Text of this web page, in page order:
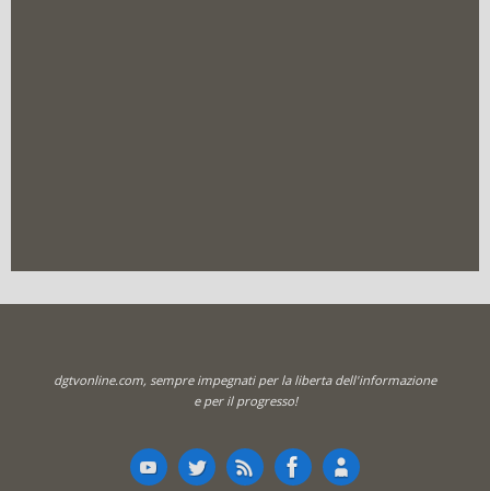
dgtvonline.com, sempre impegnati per la liberta dell'informazione
e per il progresso!